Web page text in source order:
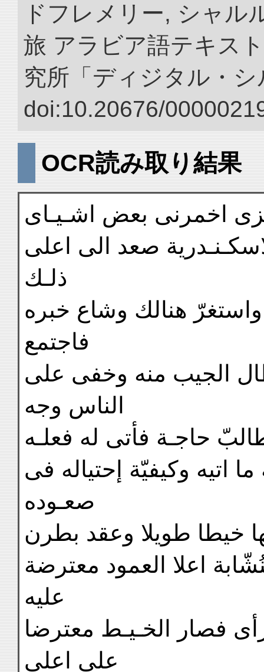
ドフレメリー, シャル
旅 アラビア語テキス
究所「ディジタル・
doi:10.20676/
OCR読み取り結果
اخمرنى بعض اشـيـاى
صعد الى اعلى
ذلـك
هنالك وشاع خبره
فاجتمع
الجيب منه وخفى على
الناس وجه
حاجـة فأتى له فعلـه
اتيه وكيفيّة إحتياله فى
صعـوده
خيطا طويلا وعقد بطرن
اعلا العمود معترضة
عليه
فصار الخـيـط معترضا
على اعلى